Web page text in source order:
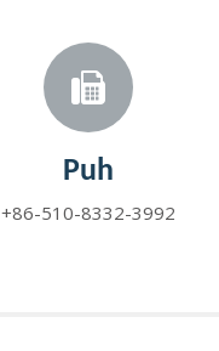
Puh
+86-510-8332-3992